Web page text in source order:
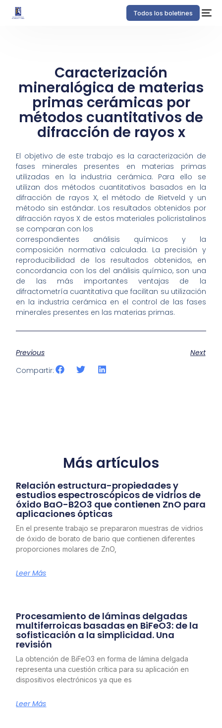
Todos los boletines
Caracterización
mineralógica de materias
primas cerámicas por
métodos cuantitativos de
difracción de rayos x
El objetivo de este trabajo es la caracterización de
fases minerales presentes en materias primas
utilizadas en la industria cerámica. Para ello se
utilizan dos métodos cuantitativos basados en la
difracción de rayos X, el método de Rietveld y un
método sin estándar. Los resultados obtenidos por
difracción rayos X de estos materiales policristalinos
se comparan con los
correspondientes análisis químicos y la
composición normativa calculada. La precisión y
reproducibilidad de los resultados obtenidos, en
concordancia con los del análisis químico, son una
de las más importantes ventajas de la
difractometría cuantitativa que facilitan su utilización
en la industria cerámica en el control de las fases
minerales presentes en las materias primas.
Previous
Next
Compartir:
Más artículos
Relación estructura-propiedades y
estudios espectroscópicos de vidrios de
óxido BaO-B2O3 que contienen ZnO para
aplicaciones ópticas
En el presente trabajo se prepararon muestras de vidrios
de óxido de borato de bario que contienen diferentes
proporciones molares de ZnO,
Leer Más
Procesamiento de láminas delgadas
multiferroicas basadas en BiFeO3: de la
sofisticación a la simplicidad. Una
revisión
La obtención de BiFeO3 en forma de lámina delgada
representa una cuestión crítica para su aplicación en
dispositivos electrónicos ya que es
Leer Más